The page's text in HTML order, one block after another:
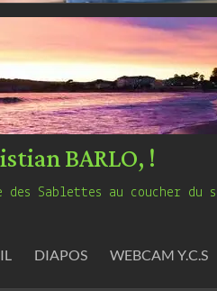
BARLO, !
des Sablettes au coucher du
DIAPOS WEBCAM Y.C.S